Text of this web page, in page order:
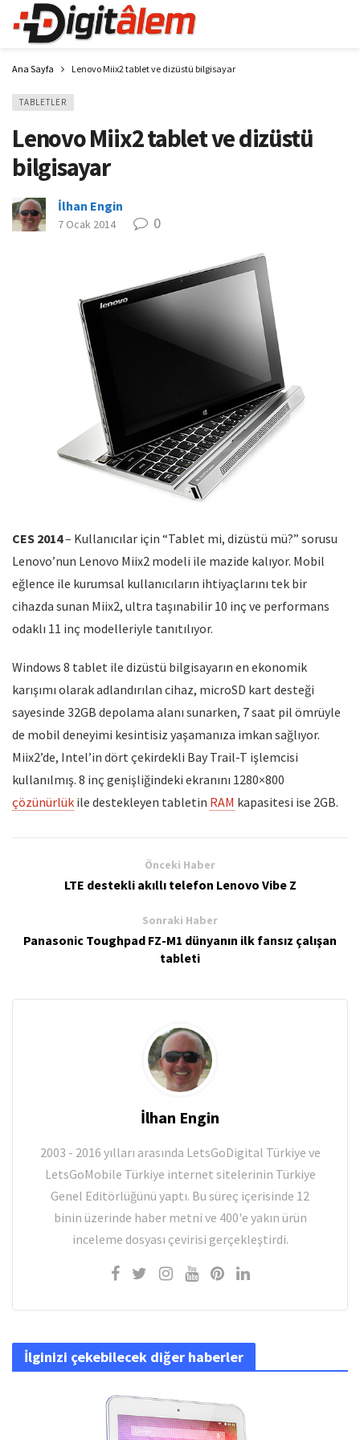
Ana Sayfa Lenovo Miix2 tablet ve dizüstü bilgisayar
TABLETLER
Lenovo Miix2 tablet ve dizüstü
bilgisayar
İlhan Engin
7 Ocak 2014 0
CES 2014– Kullanıcılar için “Tablet mi, dizüstü mü?” sorusu
Lenovo’nun Lenovo Miix2 modeli ile mazide kalıyor. Mobil
eğlence ile kurumsal kullanıcıların ihtiyaçlarını tek bir
cihazda sunan Miix2, ultra taşınabilir 10 inç ve performans
odaklı 11 inç modelleriyle tanıtılıyor.
Windows 8 tablet ile dizüstü bilgisayarın en ekonomik
karışımı olarak adlandırılan cihaz, microSD kart desteği
sayesinde 32GB depolama alanı sunarken, 7 saat pil ömrüyle
de mobil deneyimi kesintisiz yaşamanıza imkan sağlıyor.
Miix2’de, Intel’in dört çekirdekli Bay Trail-T işlemcisi
kullanılmış. 8 inç genişliğindeki ekranını 1280×800
çözünürlük ile destekleyen tabletin RAM kapasitesi ise 2GB.
Önceki Haber
LTE destekli akıllı telefon Lenovo Vibe Z
Sonraki Haber
Panasonic Toughpad FZ-M1 dünyanın ilk fansız çalışan
tableti
İlhan Engin
2003 - 2016 yılları arasında LetsGoDigital Türkiye ve
LetsGoMobile Türkiye internet sitelerinin Türkiye
Genel Editörlüğünü yaptı. Bu süreç içerisinde 12
binin üzerinde haber metni ve 400'e yakın ürün
inceleme dosyası çevirisi gerçekleştirdi.
İlginizi çekebilecek diğer haberler